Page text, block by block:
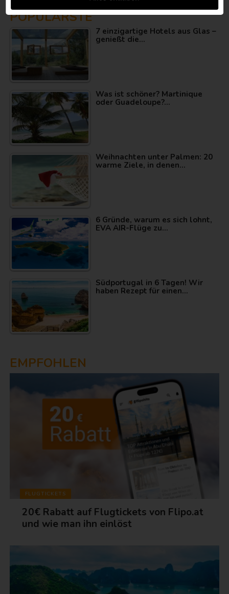
POPULÄRSTE
7 einzigartige Hotels aus Glas –
genießt die…
Was ist schöner? Martinique
oder Guadeloupe?…
Weihnachten unter Palmen: 20
warme Ziele, in denen…
6 Gründe, warum es sich lohnt,
EVA AIR-Flüge zu…
Südportugal in 6 Tagen! Wir
haben Rezept für einen…
EMPFOHLEN
FLUGTICKETS
20€ Rabatt auf Flugtickets von Flipo.at
und wie man ihn einlöst